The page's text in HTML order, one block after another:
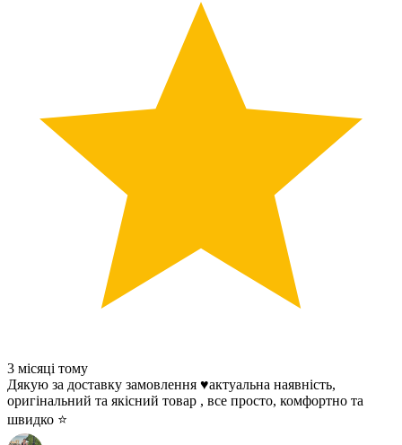
3 місяці тому
Дякую за доставку замовлення ♥️актуальна наявність,
оригінальний та якісний товар , все просто, комфортно та
швидко ⭐️